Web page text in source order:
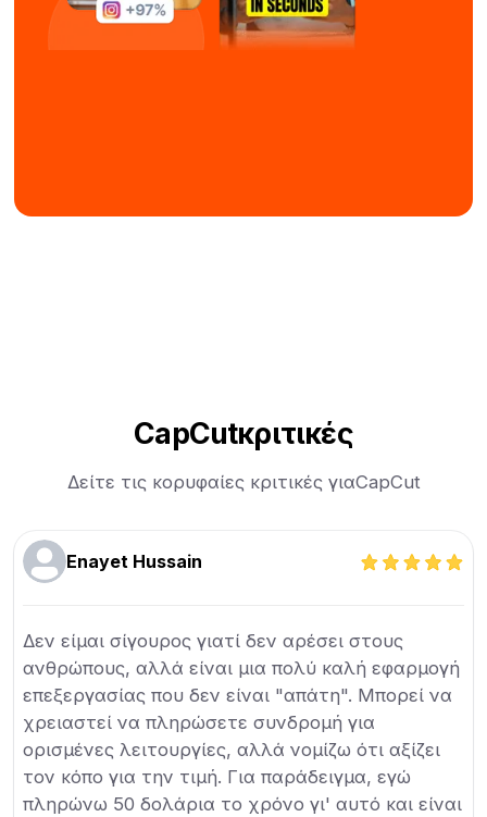
CapCutκριτικές
Δείτε τις κορυφαίες κριτικές γιαCapCut
Enayet Hussain
Δεν είμαι σίγουρος γιατί δεν αρέσει στους
ανθρώπους, αλλά είναι μια πολύ καλή εφαρμογή
επεξεργασίας που δεν είναι "απάτη". Μπορεί να
χρειαστεί να πληρώσετε συνδρομή για
ορισμένες λειτουργίες, αλλά νομίζω ότι αξίζει
τον κόπο για την τιμή. Για παράδειγμα, εγώ
πληρώνω 50 δολάρια το χρόνο γι' αυτό και είναι